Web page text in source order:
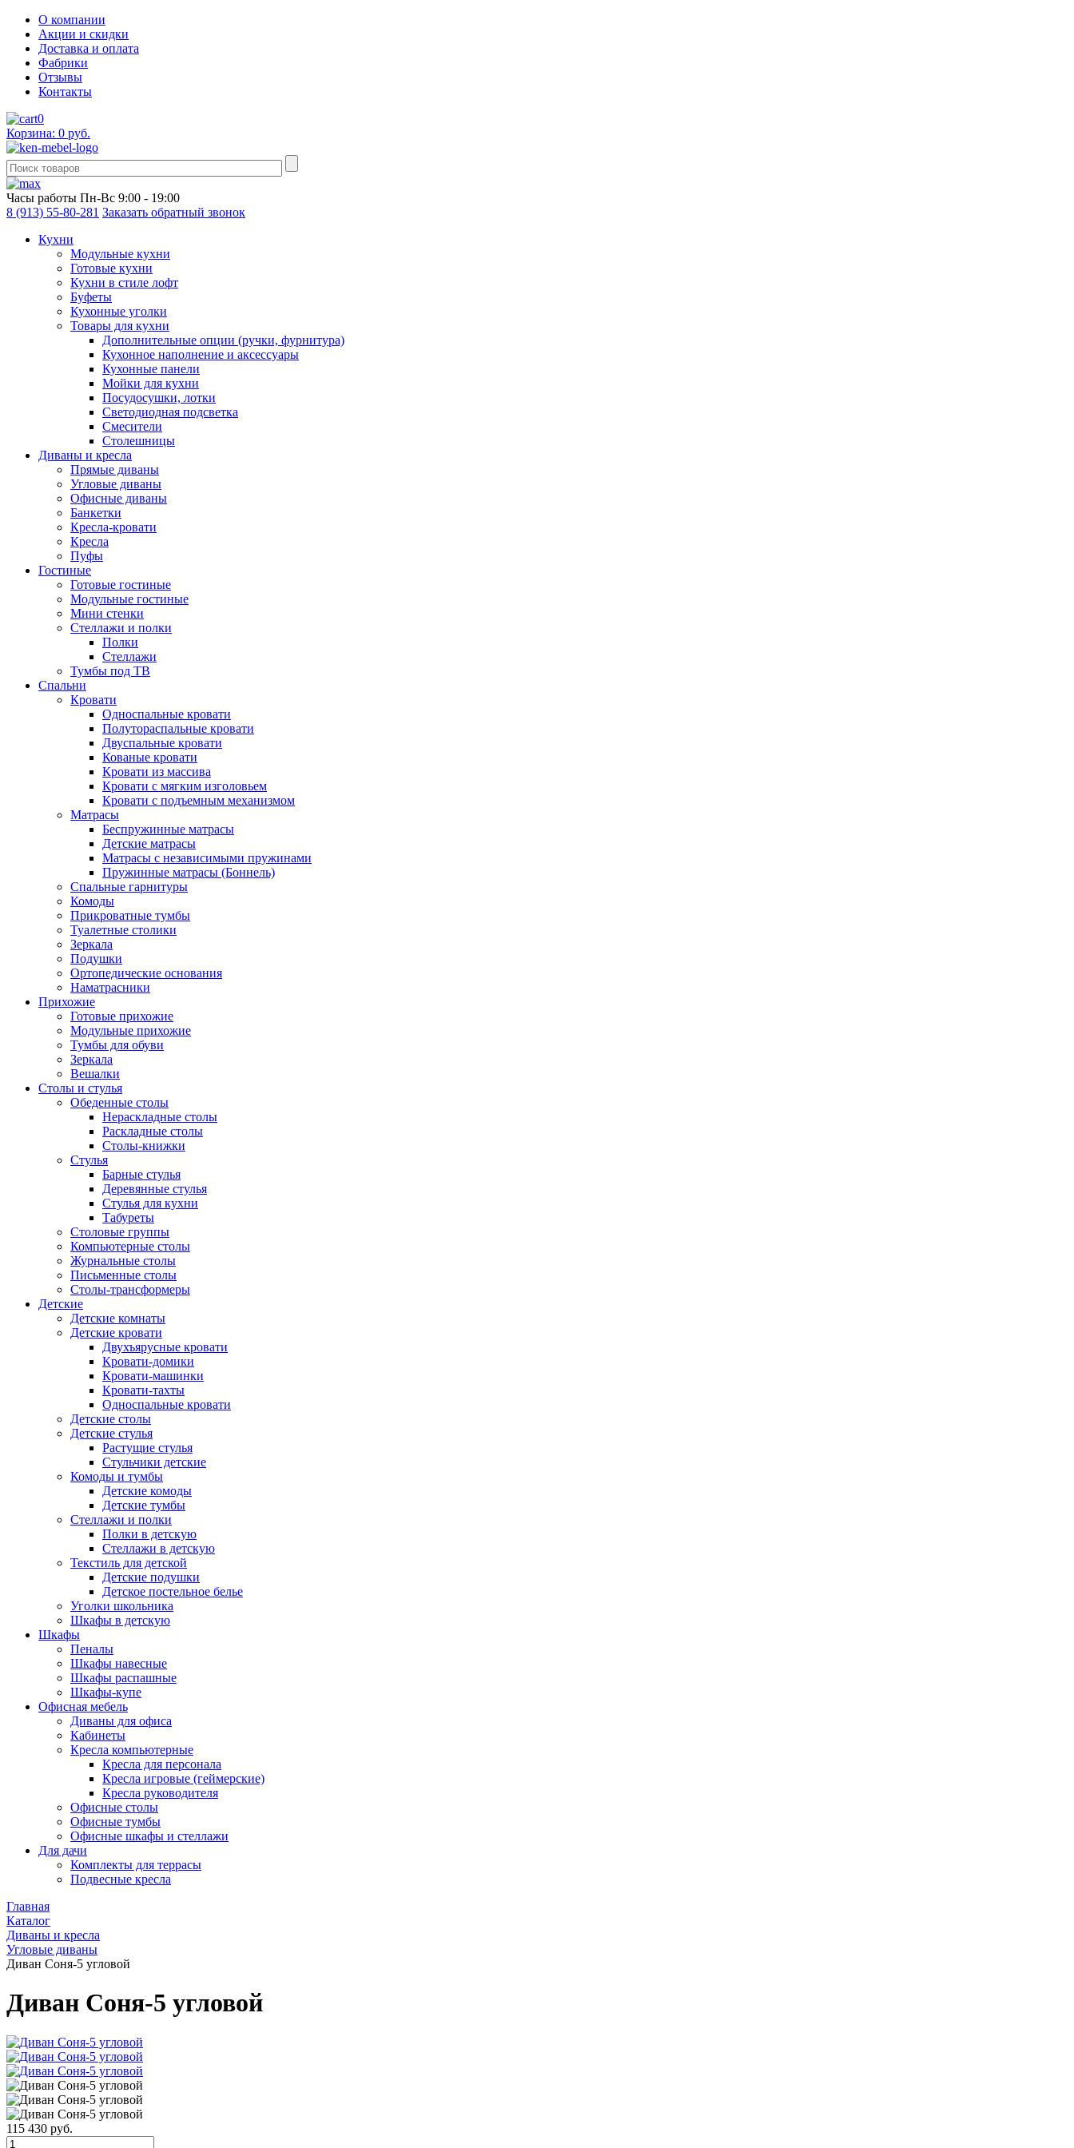
О компании
Акции и скидки
Доставка и оплата
Фабрики
Отзывы
Контакты
0
Корзина: 0 руб.
Часы работы Пн-Вс 9:00 - 19:00
8 (913) 55-80-281 Заказать обратный звонок
Кухни
Модульные кухни
Готовые кухни
Кухни в стиле лофт
Буфеты
Кухонные уголки
Товары для кухни
Дополнительные опции (ручки, фурнитура)
Кухонное наполнение и аксессуары
Кухонные панели
Мойки для кухни
Посудосушки, лотки
Светодиодная подсветка
Смесители
Столешницы
Диваны и кресла
Прямые диваны
Угловые диваны
Офисные диваны
Банкетки
Кресла-кровати
Кресла
Пуфы
Гостиные
Готовые гостиные
Модульные гостиные
Мини стенки
Стеллажи и полки
Полки
Стеллажи
Тумбы под ТВ
Спальни
Кровати
Односпальные кровати
Полутораспальные кровати
Двуспальные кровати
Кованые кровати
Кровати из массива
Кровати с мягким изголовьем
Кровати с подъемным механизмом
Матрасы
Беспружинные матрасы
Детские матрасы
Матрасы с независимыми пружинами
Пружинные матрасы (Боннель)
Спальные гарнитуры
Комоды
Прикроватные тумбы
Туалетные столики
Зеркала
Подушки
Ортопедические основания
Наматрасники
Прихожие
Готовые прихожие
Модульные прихожие
Тумбы для обуви
Зеркала
Вешалки
Столы и стулья
Обеденные столы
Нераскладные столы
Раскладные столы
Столы-книжки
Стулья
Барные стулья
Деревянные стулья
Стулья для кухни
Табуреты
Столовые группы
Компьютерные столы
Журнальные столы
Письменные столы
Столы-трансформеры
Детские
Детские комнаты
Детские кровати
Двухъярусные кровати
Кровати-домики
Кровати-машинки
Кровати-тахты
Односпальные кровати
Детские столы
Детские стулья
Растущие стулья
Стульчики детские
Комоды и тумбы
Детские комоды
Детские тумбы
Стеллажи и полки
Полки в детскую
Стеллажи в детскую
Текстиль для детской
Детские подушки
Детское постельное белье
Уголки школьника
Шкафы в детскую
Шкафы
Пеналы
Шкафы навесные
Шкафы распашные
Шкафы-купе
Офисная мебель
Диваны для офиса
Кабинеты
Кресла компьютерные
Кресла для персонала
Кресла игровые (геймерские)
Кресла руководителя
Офисные столы
Офисные тумбы
Офисные шкафы и стеллажи
Для дачи
Комплекты для террасы
Подвесные кресла
Главная
Каталог
Диваны и кресла
Угловые диваны
Диван Соня-5 угловой
Диван Соня-5 угловой
115 430 руб.